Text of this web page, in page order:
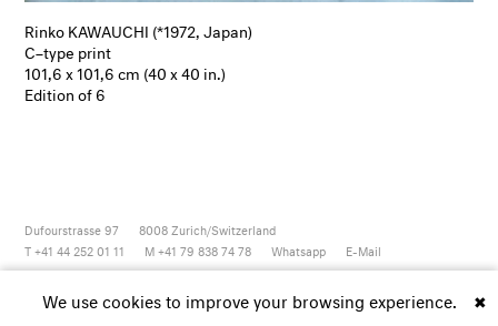
Rinko KAWAUCHI (*1972, Japan)
C–type print
101,6 x 101,6 cm (40 x 40 in.)
Edition of 6
Dufourstrasse 97 8008 Zurich/Switzerland
T +41 44 252 01 11
M +41 79 838 74 78 Whatsapp E-Mail
Newsletter Instagram Vimeo Youtube ✖
We use cookies to improve your browsing experience.